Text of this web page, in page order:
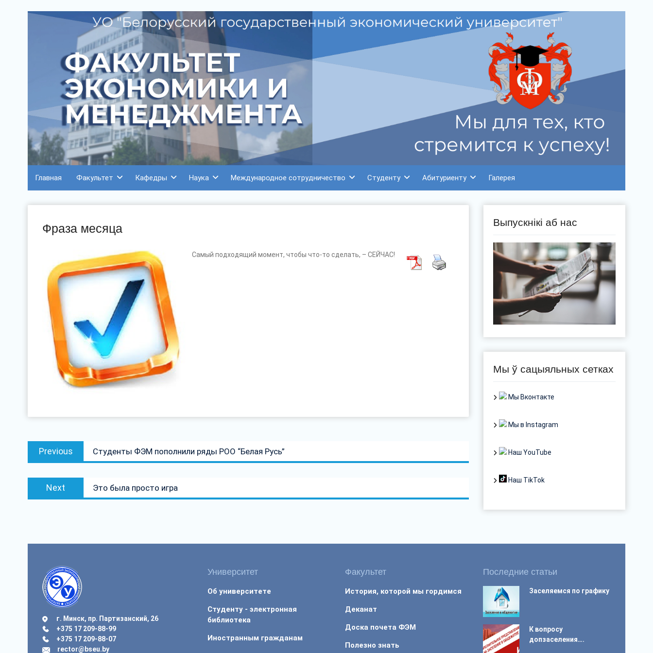
Главная Факультет Кафедры Наука Международное сотрудничество Студенту Абитуриенту Галерея
Фраза месяца
Самый подходящий момент, чтобы что-то сделать, – СЕЙЧАС!
Навігацыя
Previous
post:
Студенты ФЭМ пополнили ряды РОО “Белая Русь”
Next
post:
Это была просто игра
Выпускнікі аб нас
Мы ў сацыяльных сетках
Мы Вконтакте
Мы в Instagram
Наш YouTube
Наш TikTok
г. Минск, пр. Партизанский, 26
+375 17 209-88-99
+375 17 209-88-07
rector@bseu.by
Университет
Об университете
Студенту - электронная
библиотека
Иностранным гражданам
Факультет
История, которой мы гордимся
Деканат
Доска почета ФЭМ
Полезно знать
Последние статьи
Заселяемся по графику
К вопросу
допзаселения….